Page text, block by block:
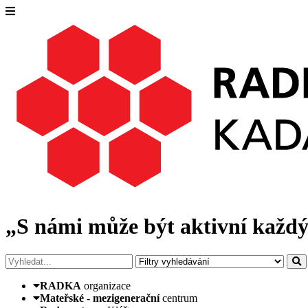
„S námi může být aktivní
RADKA organizace
Mateřské - mezigenerační centrum